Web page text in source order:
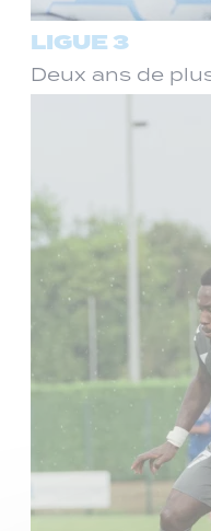
LIGUE 3
Deux ans de